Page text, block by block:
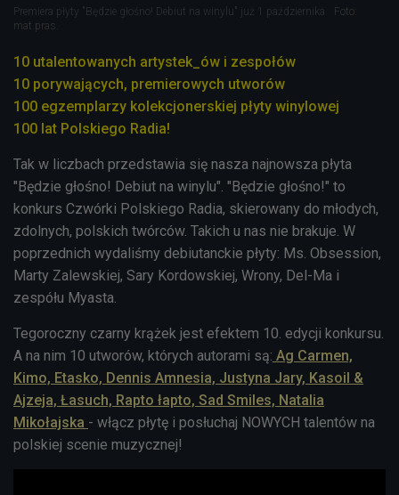
Premiera płyty "Będzie głośno! Debiut na winylu" już 1 października
Foto:
mat.pras.
10 utalentowanych artystek_ów i zespołów
10 porywających, premierowych utworów
100 egzemplarzy kolekcjonerskiej płyty winylowej
100 lat Polskiego Radia!
Tak w liczbach przedstawia się nasza najnowsza płyta
"Będzie głośno! Debiut na winylu". "Będzie głośno!" to
konkurs Czwórki Polskiego Radia, skierowany do młodych,
zdolnych, polskich twórców. Takich u nas nie brakuje. W
poprzednich wydaliśmy debiutanckie płyty: Ms. Obsession,
Marty Zalewskiej, Sary Kordowskiej, Wrony, Del-Ma i
zespółu Myasta.
Tegoroczny czarny krążek jest efektem 10. edycji konkursu.
A na nim 10 utworów, których autorami są: Ag Carmen,
Kimo, Etasko, Dennis Amnesia, Justyna Jary, Kasoil &
Ajzeja, Łasuch, Rapto łapto, Sad Smiles, Natalia
Mikołajska - włącz płytę i posłuchaj NOWYCH talentów na
polskiej scenie muzycznej!